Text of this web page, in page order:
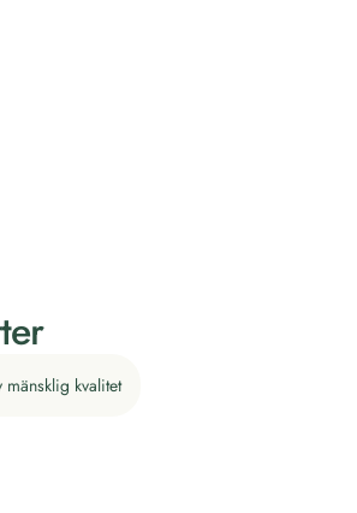
mänsklig kvalitet